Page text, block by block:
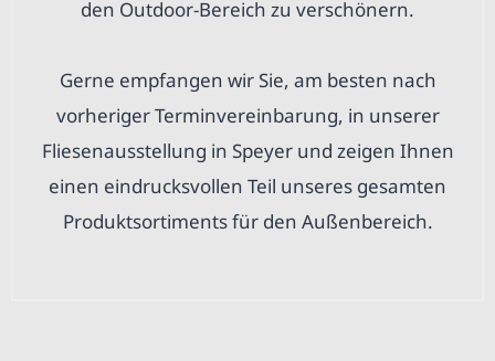
den Outdoor-Bereich zu verschönern.
Gerne empfangen wir Sie, am besten nach
vorheriger Terminvereinbarung, in unserer
Fliesenausstellung in Speyer und zeigen Ihnen
einen eindrucksvollen Teil unseres gesamten
Produktsortiments für den Außenbereich.